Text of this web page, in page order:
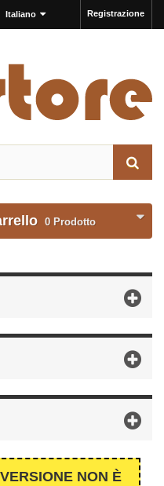
Registrazione
Italiano
0 Prodotto
NON È